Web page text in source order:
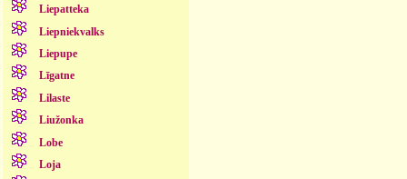
Liepatteka
Liepniekvalks
Liepupe
Līgatne
Lilaste
Liužonka
Lobe
Loja